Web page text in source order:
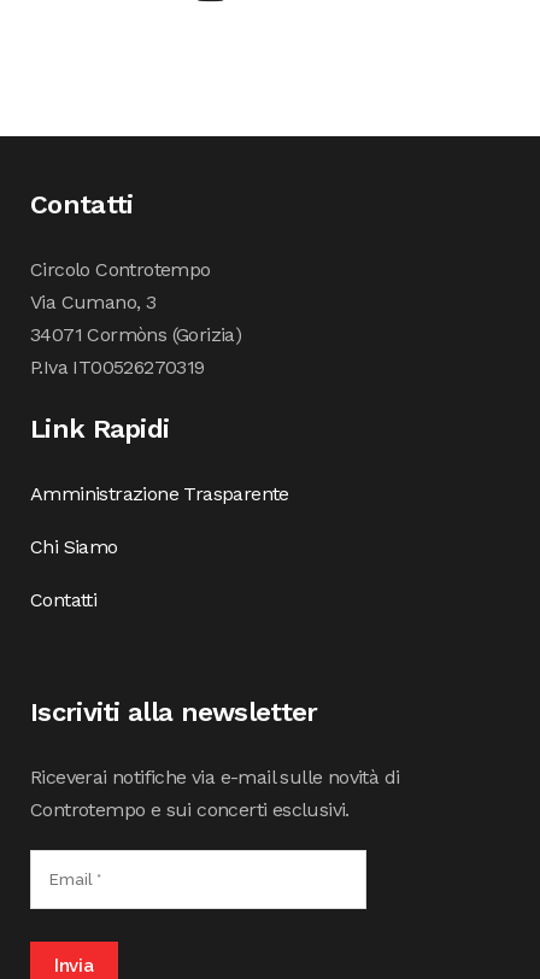
Contatti
Circolo Controtempo
Via Cumano, 3
34071 Cormòns (Gorizia)
P.Iva IT00526270319
Link Rapidi
Amministrazione Trasparente
Chi Siamo
Contatti
Iscriviti alla newsletter
Riceverai notifiche via e-mail sulle novità di
Controtempo e sui concerti esclusivi.